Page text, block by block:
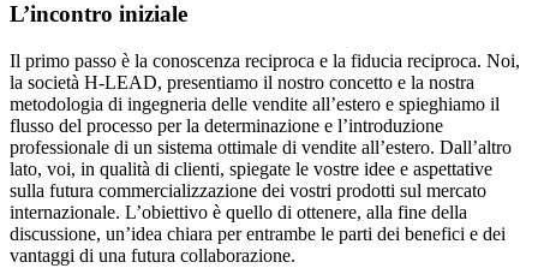
L’incontro iniziale
Il primo passo è la conoscenza reciproca e la fiducia reciproca. Noi,
la società H-LEAD, presentiamo il nostro concetto e la nostra
metodologia di ingegneria delle vendite all’estero e spieghiamo il
flusso del processo per la determinazione e l’introduzione
professionale di un sistema ottimale di vendite all’estero. Dall’altro
lato, voi, in qualità di clienti, spiegate le vostre idee e aspettative
sulla futura commercializzazione dei vostri prodotti sul mercato
internazionale. L’obiettivo è quello di ottenere, alla fine della
discussione, un’idea chiara per entrambe le parti dei benefici e dei
vantaggi di una futura collaborazione.